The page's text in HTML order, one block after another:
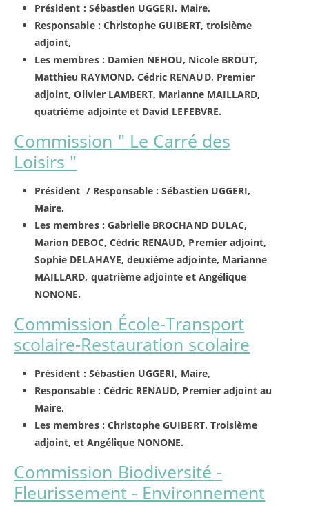
Président : Sébastien UGGERI, Maire,
Responsable : Christophe GUIBERT, troisième
adjoint,
Les membres : Damien NEHOU, Nicole BROUT,
Matthieu RAYMOND, Cédric RENAUD, Premier
adjoint, Olivier LAMBERT, Marianne MAILLARD,
quatrième adjointe et David LEFEBVRE.
Commission " Le Carré des
Loisirs "
Président / Responsable : Sébastien UGGERI,
Maire,
Les membres : Gabrielle BROCHAND DULAC,
Marion DEBOC, Cédric RENAUD, Premier adjoint,
Sophie DELAHAYE, deuxième adjointe, Marianne
MAILLARD, quatrième adjointe et Angélique
NONONE.
Commission École-Transport
scolaire-Restauration scolaire
Président : Sébastien UGGERI, Maire,
Responsable : Cédric RENAUD, Premier adjoint au
Maire,
Les membres : Christophe GUIBERT, Troisième
adjoint, et Angélique NONONE.
Commission Biodiversité -
Fleurissement - Environnement